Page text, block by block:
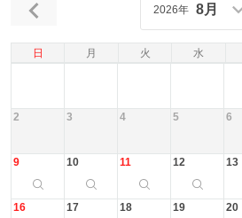
日 月 火 水
2026年 8月
2 3 4 5 6
9 10 11 12 13
16 17 18 19 20